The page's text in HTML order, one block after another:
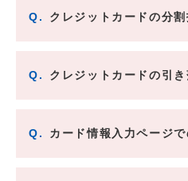
Q. クレジットカードの分割
Q. クレジットカードの引き
Q. カード情報入力ページ